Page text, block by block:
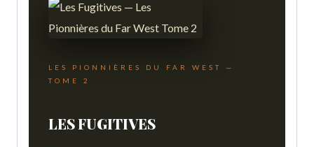
LES PIONNIÈRES DU FAR WEST —
TOME 2
LES FUGITIVES